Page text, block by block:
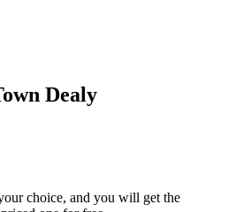
Dealy
choice, and you will get the